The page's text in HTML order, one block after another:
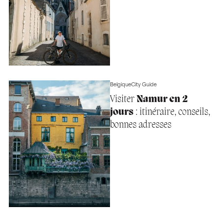
BelgiqueCity Guide
VisiterNamur en 2
jours: itinéraire, conseils,
bonnes adresses